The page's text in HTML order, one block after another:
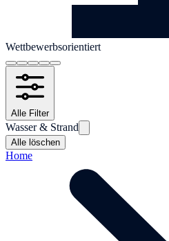
Wettbewerbsorientiert
Alle Filter
Wasser & Strand
Alle löschen
Home